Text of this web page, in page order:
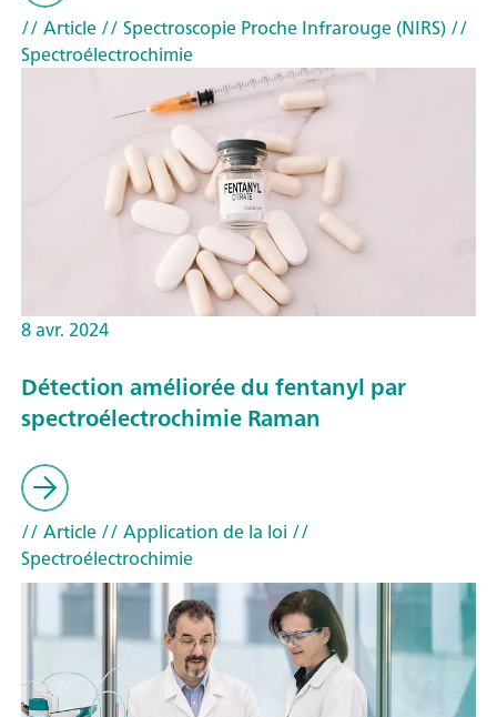
// Article// Spectroscopie Proche Infrarouge (NIRS)//
Spectroélectrochimie
8 avr. 2024
Détection améliorée du fentanyl par
spectroélectrochimie Raman
// Article// Application de la loi //
Spectroélectrochimie